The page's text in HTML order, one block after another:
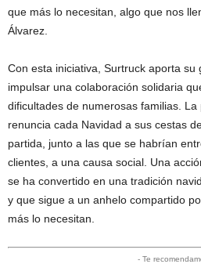
que más lo necesitan, algo que nos
Álvarez.
Con esta iniciativa, Surtruck aporta su
impulsar una colaboración solidaria
dificultades de numerosas familias.
renuncia cada Navidad a sus cestas
partida, junto a las que se habrían
clientes, a una causa social. Una
se ha convertido en una tradición
y que sigue a un anhelo compartido
más lo necesitan.
- Te